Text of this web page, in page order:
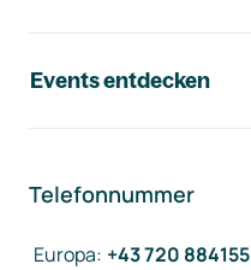
Events entdecken
Telefonnummer
Europa: +43 720 884155